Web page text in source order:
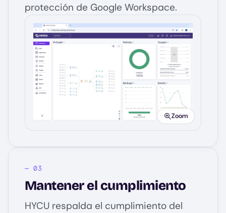
protección de Google Workspace.
Image
Zoom
Mantener el cumplimiento
HYCU respalda el cumplimiento del